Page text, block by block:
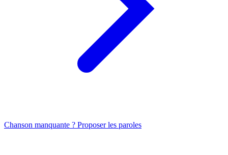
Chanson manquante ? Proposer les paroles